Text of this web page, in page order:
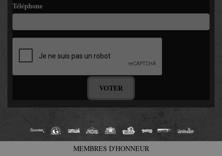
Téléphone
VOTER
MEMBRES D'HONNEUR